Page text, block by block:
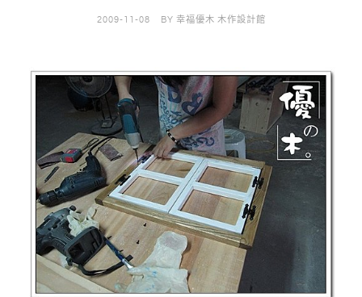
D
e
s
i
g
n
2009-11-08 BY 幸福優木 木作設計館